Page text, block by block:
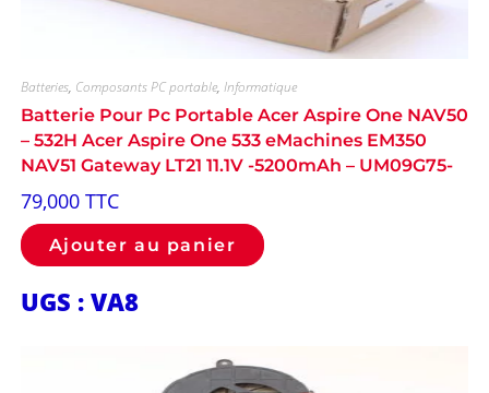
Batteries, Composants PC portable, Informatique
Batterie Pour Pc Portable Acer Aspire One NAV50
– 532H Acer Aspire One 533 eMachines EM350
NAV51 Gateway LT21 11.1V -5200mAh – UM09G75-
79,000 TTC
Ajouter au panier
UGS : VA8